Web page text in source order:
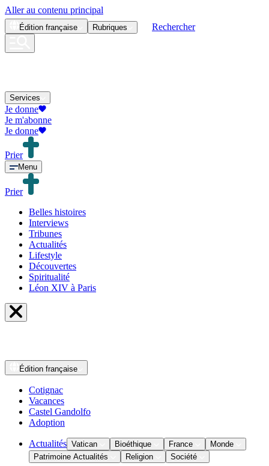
Aller au contenu principal
Édition française Rubriques Rechercher
Services
Je donne
Je m'abonne
Je donne
Prier
Menu
Prier
Belles histoires
Interviews
Tribunes
Actualités
Lifestyle
Découvertes
Spiritualité
Léon XIV à Paris
Édition française
Cotignac
Vacances
Castel Gandolfo
Adoption
Actualités Vatican Bioéthique France
Monde
Patrimoine Actualités
Religion Société